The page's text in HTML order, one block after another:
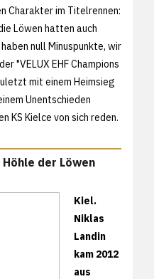
Charakter im Titelrennen:
Löwen hatten auch
null Minuspunkte, wir
"VELUX EHF Champions
mit einem Heimsieg
Unentschieden
KS Kielce von sich reden.
der Löwen
Kiel.
Niklas
Landin
kam 2012
aus